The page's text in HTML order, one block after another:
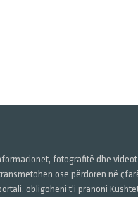
fotografitë dhe
ose përdoren në
obligoheni t'i pranoni